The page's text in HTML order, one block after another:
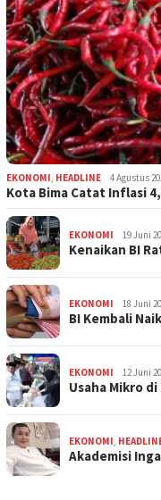
EKONOMI, HEADLINE 4 Agustus
Kota Bima Catat Inflasi
EKONOMI 19 Juni
Kenaikan BI
EKONOMI 18 Juni
BI Kembali
EKONOMI 12 Juni
Usaha Mikro
EKONOMI,
Akademisi